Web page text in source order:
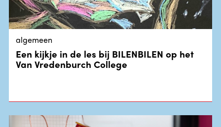
algemeen
Een kijkje in de les bij BILENBILEN op het
Van Vredenburch College